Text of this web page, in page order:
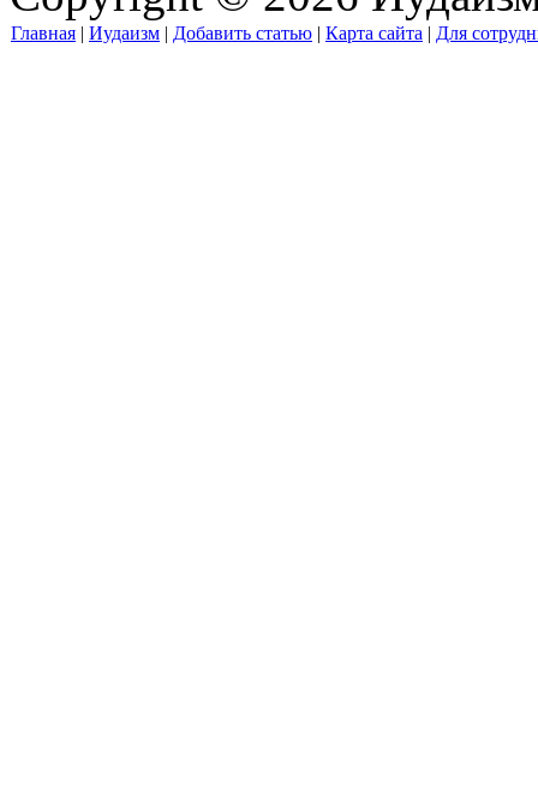
Главная | Иудаизм | Добавить статью | Карта сайта | Для